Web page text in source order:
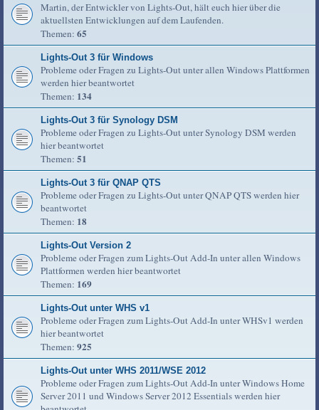
Martin, der Entwickler von Lights-Out, hält euch hier über die
aktuellsten Entwicklungen auf dem Laufenden.
Themen: 65
Lights-Out 3 für Windows
Probleme oder Fragen zu Lights-Out unter allen Windows Plattformen
werden hier beantwortet
Themen: 134
Lights-Out 3 für Synology DSM
Probleme oder Fragen zu Lights-Out unter Synology DSM werden
hier beantwortet
Themen: 51
Lights-Out 3 für QNAP QTS
Probleme oder Fragen zu Lights-Out unter QNAP QTS werden hier
beantwortet
Themen: 18
Lights-Out Version 2
Probleme oder Fragen zum Lights-Out Add-In unter allen Windows
Plattformen werden hier beantwortet
Themen: 169
Lights-Out unter WHS v1
Probleme oder Fragen zum Lights-Out Add-In unter WHSv1 werden
hier beantwortet
Themen: 925
Lights-Out unter WHS 2011/WSE 2012
Probleme oder Fragen zum Lights-Out Add-In unter Windows Home
Server 2011 und Windows Server 2012 Essentials werden hier